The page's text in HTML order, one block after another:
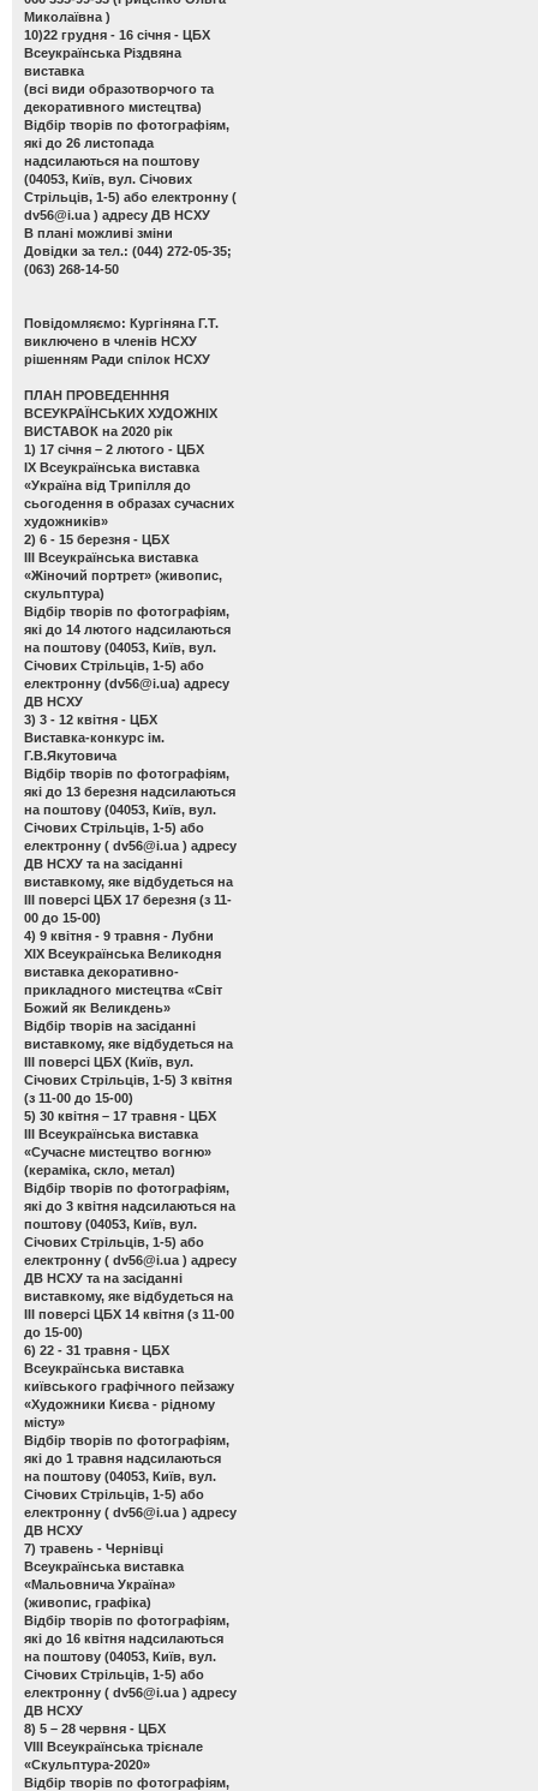
Миколаївна )
10)22 грудня - 16 січня - ЦБХ
Всеукраїнська Різдвяна
виставка
(всі види образотворчого та
декоративного мистецтва)
Відбір творів по фотографіям,
які до 26 листопада
надсилаються на поштову
(04053, Київ, вул. Січових
Стрільців, 1-5) або електронну (
dv56@i.ua ) адресу ДВ НСХУ
В плані можливі зміни
Довідки за тел.: (044) 272-05-35;
(063) 268-14-50
Повідомляємо: Кургіняна Г.Т.
виключено в членів НСХУ
рішенням Ради спілок НСХУ
ПЛАН ПРОВЕДЕНННЯ
ВСЕУКРАЇНСЬКИХ ХУДОЖНІХ
ВИСТАВОК на 2020 рік
1) 17 січня – 2 лютого - ЦБХ
ІХ Всеукраїнська виставка
«Україна від Трипілля до
сьогодення в образах сучасних
художників»
2) 6 - 15 березня - ЦБХ
ІІІ Всеукраїнська виставка
«Жіночий портрет» (живопис,
скульптура)
Відбір творів по фотографіям,
які до 14 лютого надсилаються
на поштову (04053, Київ, вул.
Січових Стрільців, 1-5) або
електронну (dv56@i.ua) адресу
ДВ НСХУ
3) 3 - 12 квітня - ЦБХ
Виставка-конкурс ім.
Г.В.Якутовича
Відбір творів по фотографіям,
які до 13 березня надсилаються
на поштову (04053, Київ, вул.
Січових Стрільців, 1-5) або
електронну ( dv56@i.ua ) адресу
ДВ НСХУ та на засіданні
виставкому, яке відбудеться на
ІІІ поверсі ЦБХ 17 березня (з 11-
00 до 15-00)
4) 9 квітня - 9 травня - Лубни
ХІХ Всеукраїнська Великодня
виставка декоративно-
прикладного мистецтва «Світ
Божий як Великдень»
Відбір творів на засіданні
виставкому, яке відбудеться на
ІІІ поверсі ЦБХ (Київ, вул.
Січових Стрільців, 1-5) 3 квітня
(з 11-00 до 15-00)
5) 30 квітня – 17 травня - ЦБХ
ІІІ Всеукраїнська виставка
«Сучасне мистецтво вогню»
(кераміка, скло, метал)
Відбір творів по фотографіям,
які до 3 квітня надсилаються на
поштову (04053, Київ, вул.
Січових Стрільців, 1-5) або
електронну ( dv56@i.ua ) адресу
ДВ НСХУ та на засіданні
виставкому, яке відбудеться на
ІІІ поверсі ЦБХ 14 квітня (з 11-00
до 15-00)
6) 22 - 31 травня - ЦБХ
Всеукраїнська виставка
київського графічного пейзажу
«Художники Києва - рідному
місту»
Відбір творів по фотографіям,
які до 1 травня надсилаються
на поштову (04053, Київ, вул.
Січових Стрільців, 1-5) або
електронну ( dv56@i.ua ) адресу
ДВ НСХУ
7) травень - Чернівці
Всеукраїнська виставка
«Мальовнича Україна»
(живопис, графіка)
Відбір творів по фотографіям,
які до 16 квітня надсилаються
на поштову (04053, Київ, вул.
Січових Стрільців, 1-5) або
електронну ( dv56@i.ua ) адресу
ДВ НСХУ
8) 5 – 28 червня - ЦБХ
VIII Всеукраїнська трієнале
«Скульптура-2020»
Відбір творів по фотографіям,